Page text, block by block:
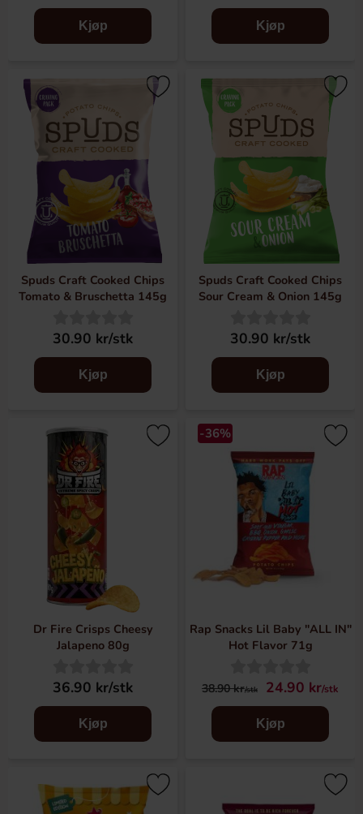
Kjøp Kjøp
Spuds Craft Cooked Chips
Tomato & Bruschetta 145g
30.90 kr/stk
Kjøp
Spuds Craft Cooked Chips
Sour Cream & Onion 145g
30.90 kr/stk
Kjøp
Dr Fire Crisps Cheesy
Jalapeno 80g
36.90 kr/stk
Kjøp
-36%
Rap Snacks Lil Baby "ALL IN"
Hot Flavor 71g
38.90 kr/stk 24.90 kr/stk
Kjøp